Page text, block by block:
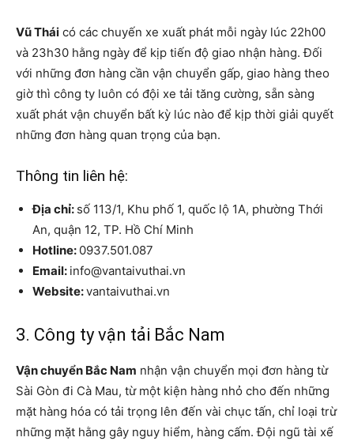
Vũ Thái có các chuyến xe xuất phát mỗi ngày lúc 22h00
và 23h30 hằng ngày để kịp tiến độ giao nhận hàng. Đối
với những đơn hàng cần vận chuyển gấp, giao hàng theo
giờ thì công ty luôn có đội xe tải tăng cường, sẵn sàng
xuất phát vận chuyển bất kỳ lúc nào để kịp thời giải quyết
những đơn hàng quan trọng của bạn.
Thông tin liên hệ:
Địa chỉ: số 113/1, Khu phố 1, quốc lộ 1A, phường Thới
An, quận 12, TP. Hồ Chí Minh
Hotline: 0937.501.087
Email: info@vantaivuthai.vn
Website:vantaivuthai.vn
3. Công ty vận tải Bắc Nam
Vận chuyển Bắc Nam nhận vận chuyển mọi đơn hàng từ
Sài Gòn đi Cà Mau, từ một kiện hàng nhỏ cho đến những
mặt hàng hóa có tải trọng lên đến vài chục tấn, chỉ loại trừ
những mặt hằng gây nguy hiểm, hàng cấm. Đội ngũ tài xế